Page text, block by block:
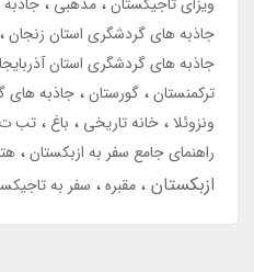
جاذبه های گردشگری استان زنجان
جاذبه های گردشگری استان
ترکمنستان گورستان جاذبه های
ونزوئلا
خانه تاریخی باغ تب ت
راهنمای جامع سفر به ازبکستان
ازبکستان مقبره سفر به